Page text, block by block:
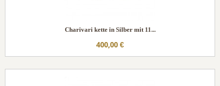
Charivari kette in Silber mit 11...
400,00 €